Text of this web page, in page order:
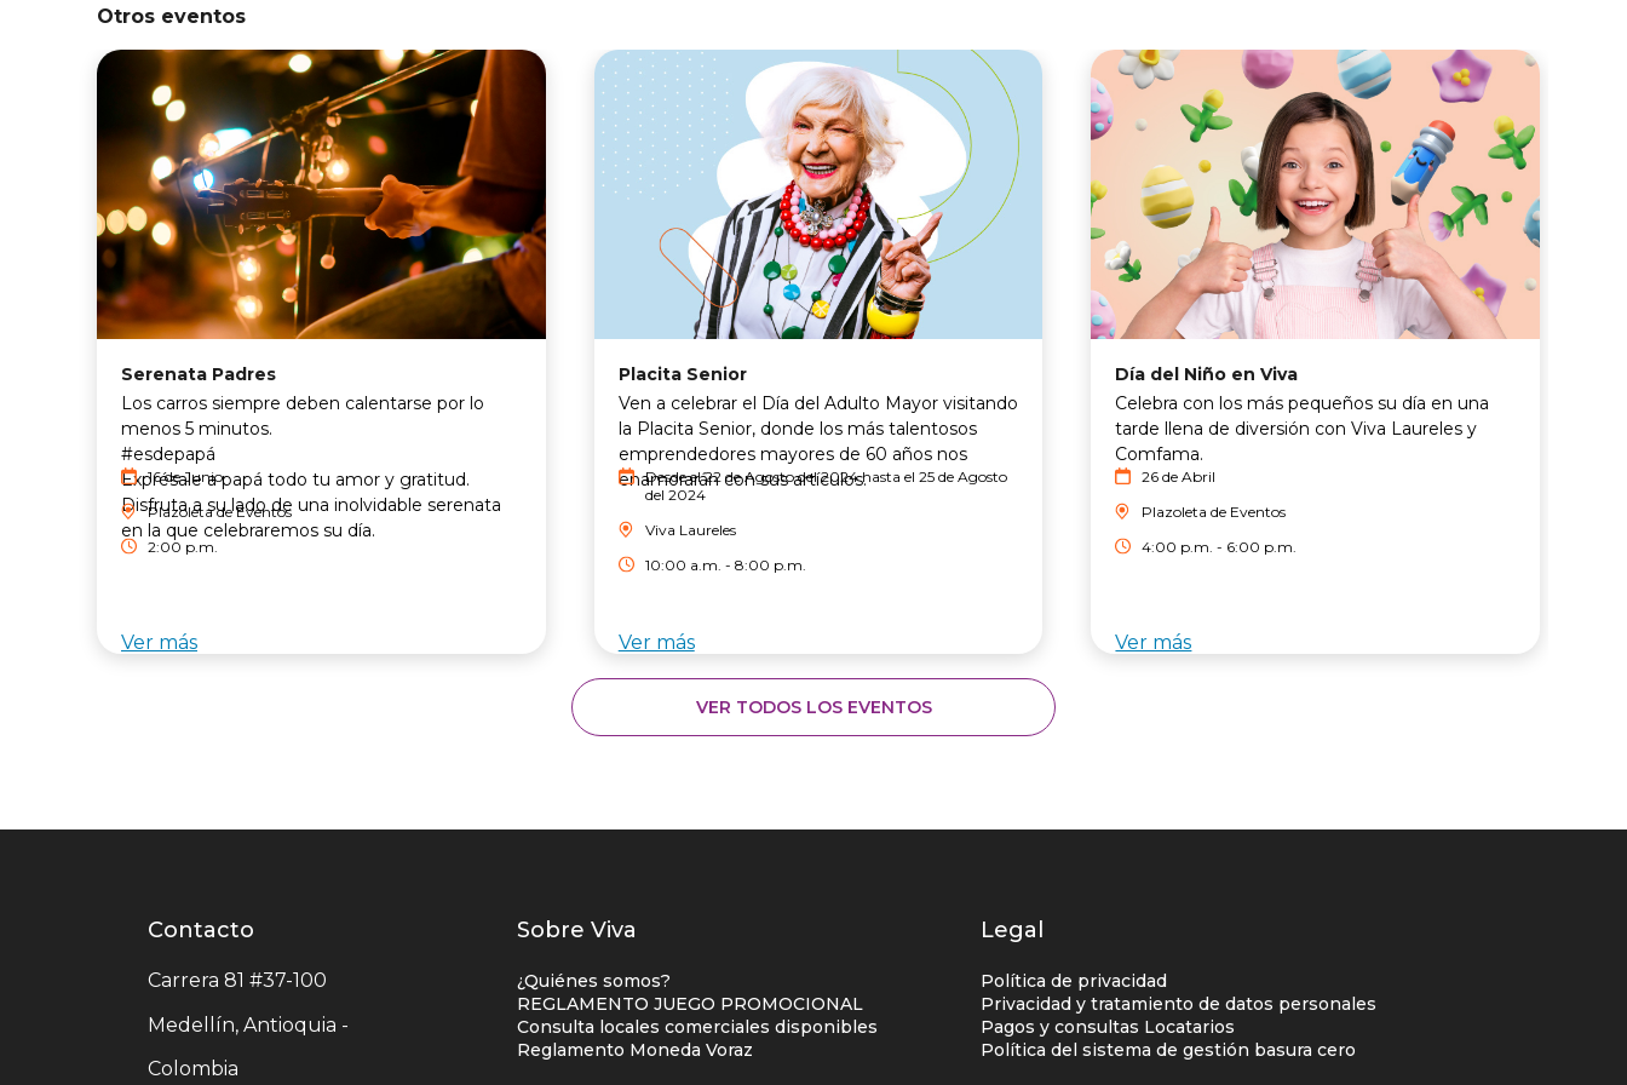
Otros eventos
Serenata Padres
Los carros siempre deben calentarse por lo
menos 5 minutos.
#esdepapá
Exprésale a papá todo tu amor y gratitud.
Disfruta a su lado de una inolvidable serenata
en la que celebraremos su día.
16 de Junio
Plazoleta de Eventos
2:00 p.m.
Ver más
Placita Senior
Ven a celebrar el Día del Adulto Mayor visitando
la Placita Senior, donde los más talentosos
emprendedores mayores de 60 años nos
enamorarán con sus artículos.
Desde el 22 de Agosto del 2024 hasta el 25 de Agosto
del 2024
Viva Laureles
10:00 a.m. - 8:00 p.m.
Ver más
Día del Niño en Viva
Celebra con los más pequeños su día en una
tarde llena de diversión con Viva Laureles y
Comfama.
26 de Abril
Plazoleta de Eventos
4:00 p.m. - 6:00 p.m.
Ver más
VER TODOS LOS EVENTOS
Contacto
centro
Contacto
Carrera 81 #37-100
Medellín, Antioquia -
Colombia
Listados
enlaces
centro
comercial
Sobre Viva
¿Quiénes somos?
REGLAMENTO JUEGO PROMOCIONAL
Consulta locales comerciales disponibles
Reglamento Moneda Voraz
Legal
Política de privacidad
Privacidad y tratamiento de datos personales
Pagos y consultas Locatarios
Política del sistema de gestión basura cero